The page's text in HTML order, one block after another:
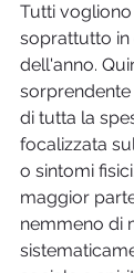
Tutti
soprattutto
dell'anno.
di tutta la
focalizzata
o sintomi
maggior
nemmeno di